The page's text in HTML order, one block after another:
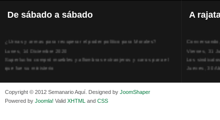
De sábado a sábado
Lunes, 14 Diciembre 2020
Superlucho compró muebles y alfombras extranjeros y caros para el
que fue su ministerio
Viernes, 11 Diciembre 2020
Viernes, 11 Diciembre 2020
Medios de difusión, amigos y enemigos de Evo Morales
A
Viernes, 31
Los
Jueves, 30
La
Copyright © 2012 Semanario Aquí. Designed by JoomShaper
Powered by Joomla! Valid XHTML and CSS